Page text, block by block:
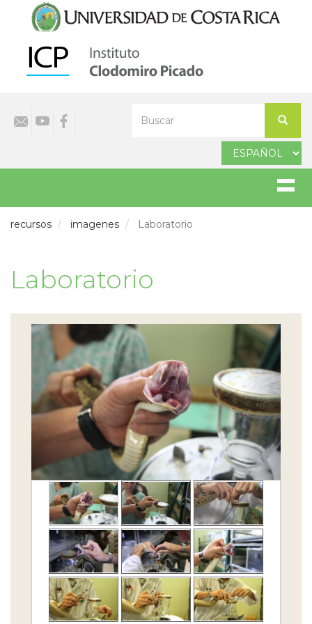
contenido
principal
Buscar
your
recursos imagenes Laboratorio
Laboratorio
Previous Next